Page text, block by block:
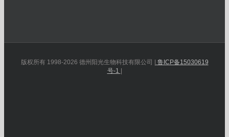
版权所有 1998-2026 德州阳光生物科技有限公司 |
鲁ICP备15030619
号-1